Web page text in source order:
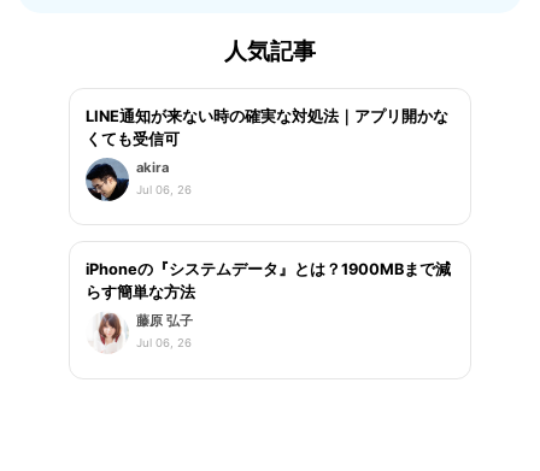
人気記事
LINE通知が来ない時の確実な対処法｜アプリ開かな
くても受信可
akira
Jul 06, 26
iPhoneの『システムデータ』とは？1900MBまで減
らす簡単な方法
藤原 弘子
Jul 06, 26